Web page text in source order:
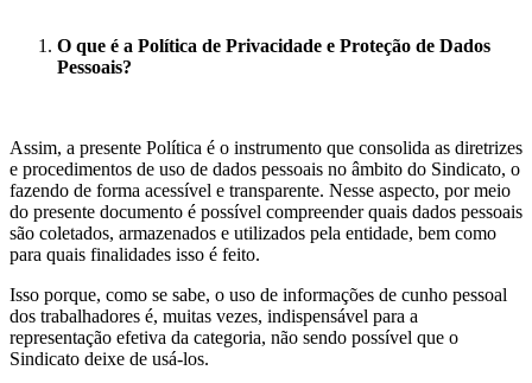
O que é a Política de Privacidade e Proteção de Dados
Pessoais?
Assim, a presente Política é o instrumento que consolida as diretrizes
e procedimentos de uso de dados pessoais no âmbito do Sindicato, o
fazendo de forma acessível e transparente. Nesse aspecto, por meio
do presente documento é possível compreender quais dados pessoais
são coletados, armazenados e utilizados pela entidade, bem como
para quais finalidades isso é feito.
Isso porque, como se sabe, o uso de informações de cunho pessoal
dos trabalhadores é, muitas vezes, indispensável para a
representação efetiva da categoria, não sendo possível que o
Sindicato deixe de usá-los.